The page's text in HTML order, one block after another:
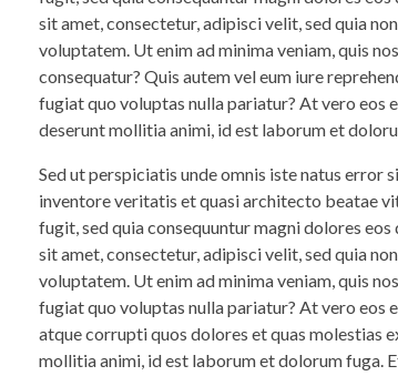
sit amet, consectetur, adipisci velit, sed quia
voluptatem. Ut enim ad minima veniam, quis
consequatur? Quis autem vel eum iure
fugiat quo voluptas nulla pariatur? At vero eos
deserunt mollitia animi, id est laborum et
Sed ut perspiciatis unde omnis iste natus error
inventore veritatis et quasi architecto beatae
fugit, sed quia consequuntur magni dolores
sit amet, consectetur, adipisci velit, sed quia
voluptatem. Ut enim ad minima veniam, quis
fugiat quo voluptas nulla pariatur? At vero eos
atque corrupti quos dolores et quas molestias
mollitia animi, id est laborum et dolorum fuga.